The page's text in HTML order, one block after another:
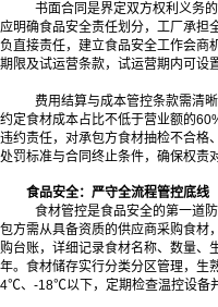
书面合同是界定双方权利义务
应明确食品安全责任划分，工厂承担
负直接责任，建立食品安全工作会商
期限及试运营条款，试运营期内可设
费用结算与成本管控条款需清
约定食材成本占比不低于营业额的
违约责任，对承包方食材抽检不合格
处罚标准与合同终止条件，确保权责
食品安全：严守全流程管控底线
食材管控是食品安全的第一道
包方需从具备资质的供应商采购食材
购台账，详细记录食材名称、数量、
年。食材储存实行分类分区管理，生
4℃、-18℃以下，定期检查温控设备